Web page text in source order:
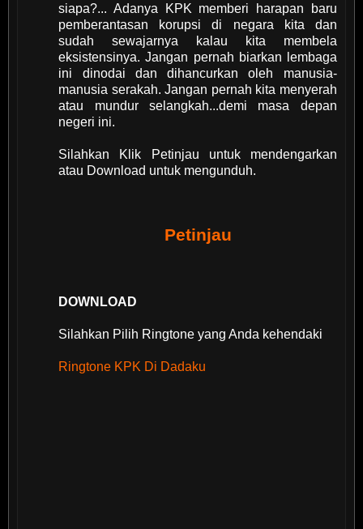
siapa?... Adanya KPK memberi harapan baru
pemberantasan korupsi di negara kita dan
sudah sewajarnya kalau kita membela
eksistensinya. Jangan pernah biarkan lembaga
ini dinodai dan dihancurkan oleh manusia-
manusia serakah. Jangan pernah kita menyerah
atau mundur selangkah...demi masa depan
negeri ini.
Silahkan Klik Petinjau untuk mendengarkan
atau Download untuk mengunduh.
Petinjau
DOWNLOAD
Silahkan Pilih Ringtone yang Anda kehendaki
Ringtone KPK Di Dadaku